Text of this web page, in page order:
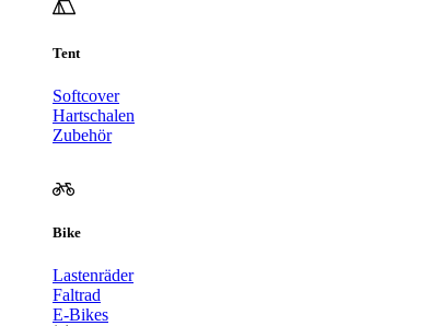
Tent
Softcover
Hartschalen
Zubehör
Bike
Lastenräder
Faltrad
E-Bikes